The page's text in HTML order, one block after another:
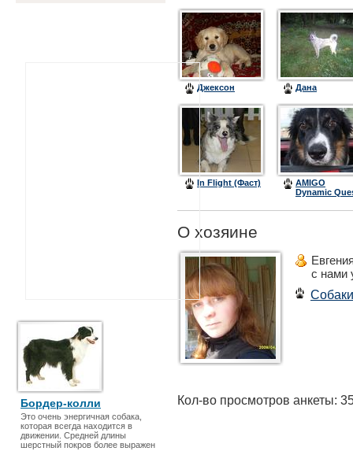
Бордер-колли
Это очень энергичная собака,
которая всегда находится в
движении. Средней длины
шерстный покров более выражен
Джексон Дана
In Flight (Фаст)
AMIGO
Dynamic
О хозяине
с нами
Собаки
Кол-во просмотров анкеты: